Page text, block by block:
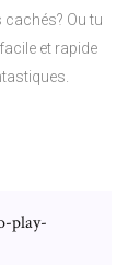
Ou tu
et rapide
play-